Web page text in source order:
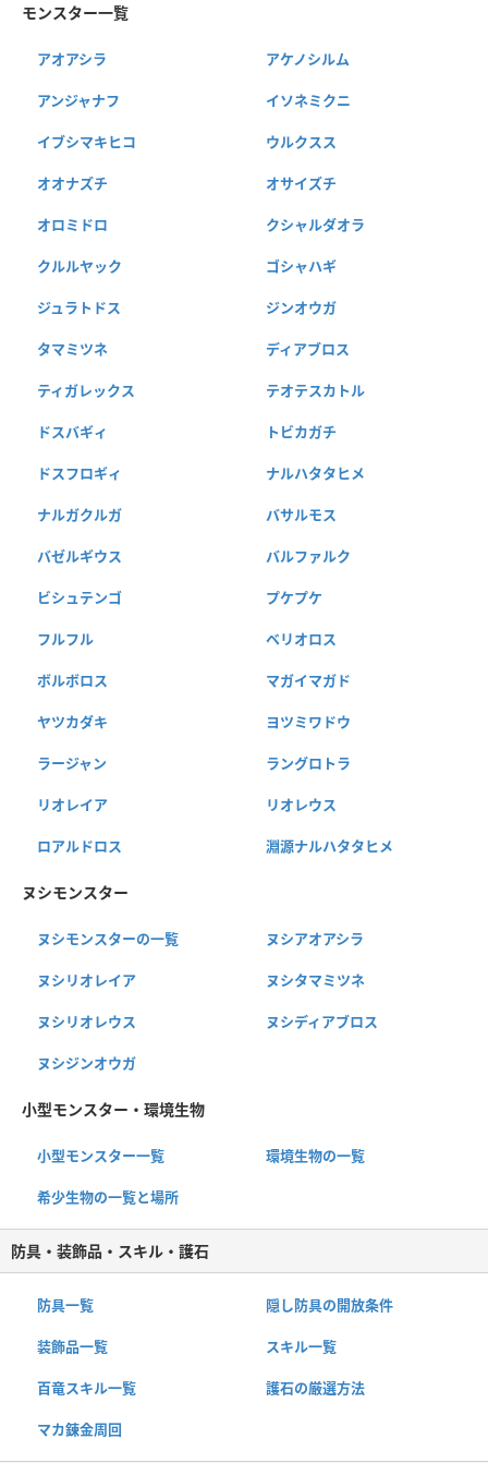
モンスター一覧
アオアシラ アケノシルム
アンジャナフ イソネミクニ
イブシマキヒコ ウルクスス
オオナズチ オサイズチ
オロミドロ クシャルダオラ
クルルヤック ゴシャハギ
ジュラトドス ジンオウガ
タマミツネ ディアブロス
ティガレックス テオテスカトル
ドスバギィ トビカガチ
ドスフロギィ ナルハタタヒメ
ナルガクルガ バサルモス
バゼルギウス バルファルク
ビシュテンゴ プケプケ
フルフル ベリオロス
ボルボロス マガイマガド
ヤツカダキ ヨツミワドウ
ラージャン ラングロトラ
リオレイア リオレウス
ロアルドロス 淵源ナルハタタヒメ
ヌシモンスター
ヌシモンスターの一覧 ヌシアオアシラ
ヌシリオレイア ヌシタマミツネ
ヌシリオレウス ヌシディアブロス
ヌシジンオウガ
小型モンスター・環境生物
小型モンスター一覧 環境生物の一覧
希少生物の一覧と場所
防具・装飾品・スキル・護石
防具一覧 隠し防具の開放条件
装飾品一覧 スキル一覧
百竜スキル一覧 護石の厳選方法
マカ錬金周回